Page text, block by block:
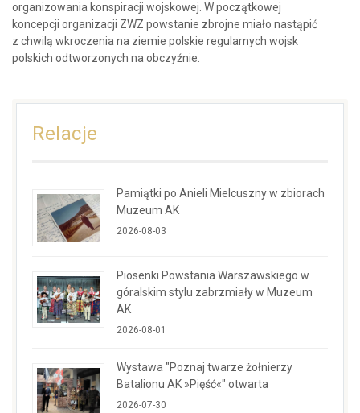
organizowania konspiracji wojskowej. W początkowej
koncepcji organizacji ZWZ powstanie zbrojne miało nastąpić
z chwilą wkroczenia na ziemie polskie regularnych wojsk
polskich odtworzonych na obczyźnie.
Relacje
Pamiątki po Anieli Mielcuszny w zbiorach
Muzeum AK
2026-08-03
Piosenki Powstania Warszawskiego w
góralskim stylu zabrzmiały w Muzeum
AK
2026-08-01
Wystawa "Poznaj twarze żołnierzy
Batalionu AK »Pięść«" otwarta
2026-07-30